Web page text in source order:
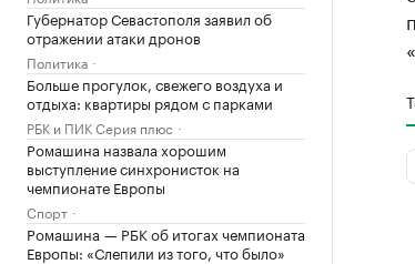
Губернатор Севастополя заявил об
отражении атаки дронов
Политика
Больше прогулок, свежего воздуха и
отдыха: квартиры рядом с парками
РБК и ПИК Серия плюс
Ромашина назвала хорошим
выступление синхронисток на
чемпионате Европы
Спорт
Ромашина — РБК об итогах чемпионата
Европы: «Слепили из того, что было»